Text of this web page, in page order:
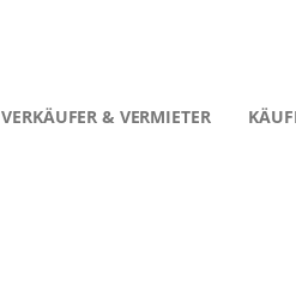
VERKÄUFER & VERMIETER